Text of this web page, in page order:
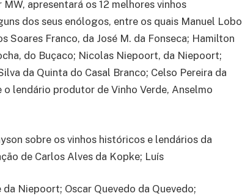
apresentará os 12 melhores vinhos
dos seus enólogos, entre os quais Manuel Lobo
Soares Franco, da José M. da Fonseca; Hamilton
do Buçaco; Nicolas Niepoort, da Niepoort;
da Quinta do Casal Branco; Celso Pereira da
lendário produtor de Vinho Verde, Anselmo
sobre os vinhos históricos e lendários da
de Carlos Alves da Kopke; Luís
Niepoort; Oscar Quevedo da Quevedo;